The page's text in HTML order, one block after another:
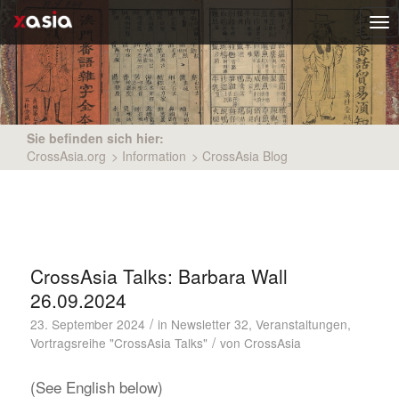
Sie befinden sich hier:
CrossAsia.org > Information > CrossAsia Blog
CrossAsia Talks: Barbara Wall
26.09.2024
23. September 2024 / in Newsletter 32, Veranstaltungen,
Vortragsreihe "CrossAsia Talks" / von CrossAsia
(See English below)